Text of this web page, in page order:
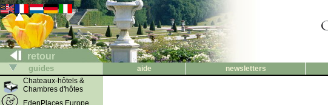
retour
guides aide newsletters
Chateaux-hôtels &
Chambres d'hôtes
EdenPlaces Europe